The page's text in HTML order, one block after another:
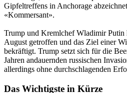
Gipfeltreffens in Anchorage
«Kommersant».
Trump und Kremlchef Wladimir Putin
August getroffen und das Ziel einer
bekräftigt. Trump setzt sich für die
Jahren andauernden russischen
allerdings ohne durchschlagenden
Das Wichtigste in Kürze